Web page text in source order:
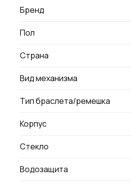
Бренд
Пол
Страна
Вид механизма
Тип браслета/ремешка
Корпус
Стекло
Водозащита